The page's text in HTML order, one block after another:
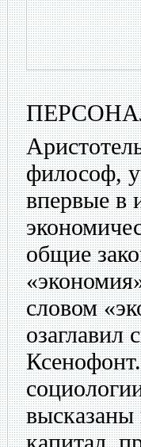
философ,
впервые в
общие
словом
озаглавил